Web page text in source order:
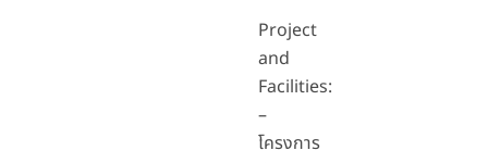
Project
and
Facilities:
–
โครงการ